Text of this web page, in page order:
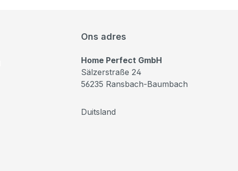
Ons adres
Home Perfect GmbH
Sälzerstraße 24
56235 Ransbach-Baumbach
Duitsland